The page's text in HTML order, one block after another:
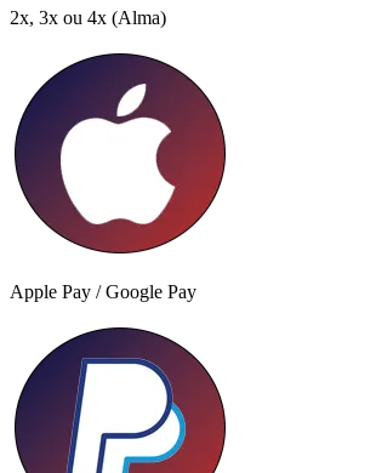
2x, 3x ou 4x (Alma)
Apple Pay / Google Pay